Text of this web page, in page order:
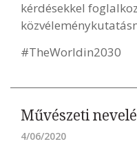
kérdésekkel
#TheWorldin2030
Művészeti
4/06/2020